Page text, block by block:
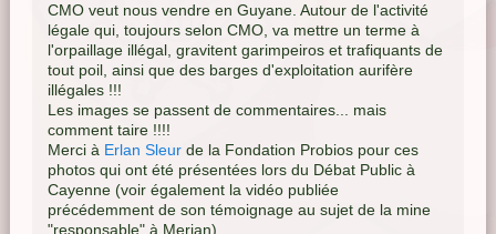
CMO veut nous vendre en Guyane. Autour de l'activité
légale qui, toujours selon CMO, va mettre un terme à
l'orpaillage illégal, gravitent garimpeiros et trafiquants de
tout poil, ainsi que des barges d'exploitation aurifère
illégales !!!
Les images se passent de commentaires... mais
comment taire !!!!
Merci à Erlan Sleurde la Fondation Probios pour ces
photos qui ont été présentées lors du Débat Public à
Cayenne (voir également la vidéo publiée
précédemment de son témoignage au sujet de la mine
"responsable" à Merian)